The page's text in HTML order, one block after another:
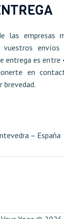
las empresas
entrega es entre
en
brevedad.
– España​